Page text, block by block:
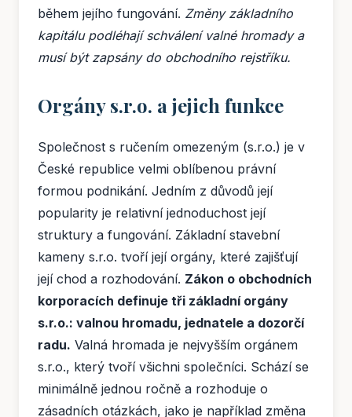
během jejího fungování. Změny základního
kapitálu podléhají schválení valné hromady a
musí být zapsány do obchodního rejstříku.
Orgány s.r.o. a jejich funkce
Společnost s ručením omezeným (s.r.o.) je v
České republice velmi oblíbenou právní
formou podnikání. Jedním z důvodů její
popularity je relativní jednoduchost její
struktury a fungování. Základní stavební
kameny s.r.o. tvoří její orgány, které zajišťují
její chod a rozhodování. Zákon o obchodních
korporacích definuje tři základní orgány
s.r.o.: valnou hromadu, jednatele a dozorčí
radu. Valná hromada je nejvyšším orgánem
s.r.o., který tvoří všichni společníci. Schází se
minimálně jednou ročně a rozhoduje o
zásadních otázkách, jako je například změna